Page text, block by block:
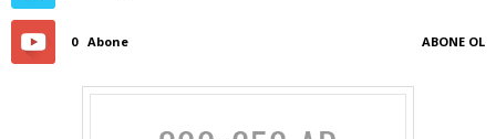
0 Abone ABONE OL